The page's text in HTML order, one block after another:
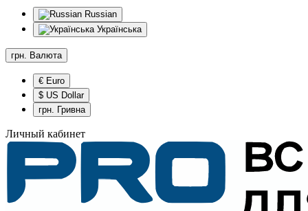
Russian
Українська
грн. Валюта
€ Euro
$ US Dollar
грн. Гривна
Личный кабинет